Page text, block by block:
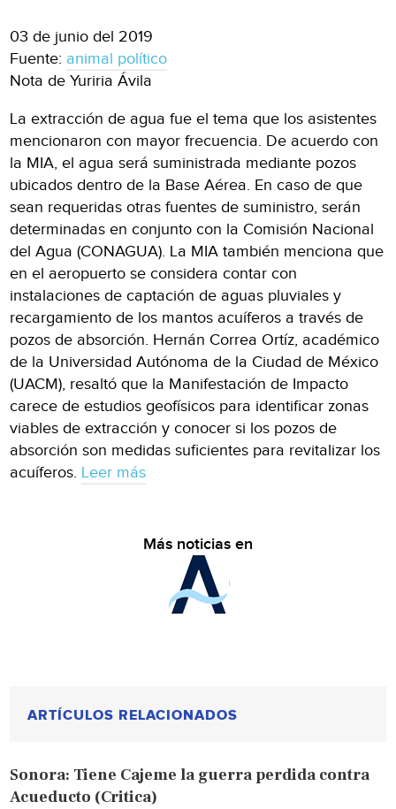
03 de junio del 2019
Fuente: animal político
Nota de Yuriria Ávila
La extracción de agua fue el tema que los asistentes
mencionaron con mayor frecuencia. De acuerdo con
la MIA, el agua será suministrada mediante pozos
ubicados dentro de la Base Aérea. En caso de que
sean requeridas otras fuentes de suministro, serán
determinadas en conjunto con la Comisión Nacional
del Agua (CONAGUA). La MIA también menciona que
en el aeropuerto se considera contar con
instalaciones de captación de aguas pluviales y
recargamiento de los mantos acuíferos a través de
pozos de absorción. Hernán Correa Ortíz, académico
de la Universidad Autónoma de la Ciudad de México
(UACM), resaltó que la Manifestación de Impacto
carece de estudios geofísicos para identificar zonas
viables de extracción y conocer si los pozos de
absorción son medidas suficientes para revitalizar los
acuíferos. Leer más
Más noticias en
ARTÍCULOS RELACIONADOS
Sonora: Tiene Cajeme la guerra perdida contra
Acueducto (Critica)